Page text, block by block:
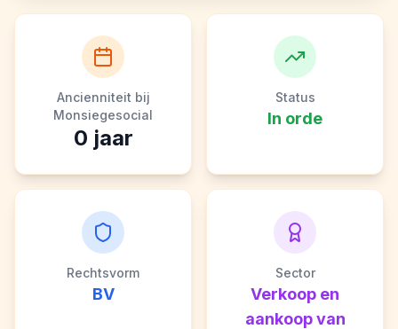
Ancienniteit bij
Monsiegesocial
0 jaar
Status
In orde
Rechtsvorm
BV
Sector
Verkoop en
aankoop van